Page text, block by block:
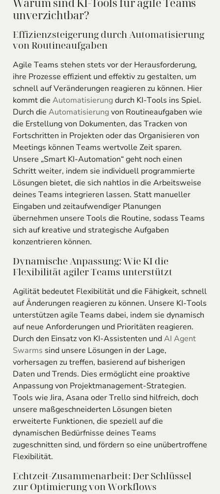
unverzichtbar?
Effizienzsteigerung durch Automatisierung
von Routineaufgaben
Agile Teams stehen stets vor der Herausforderung,
ihre Prozesse effizient und effektiv zu gestalten, um
schnell auf Veränderungen reagieren zu können. Hier
kommt die Automatisierungdurch KI-Tools ins Spiel.
Durch die Automatisierungvon Routineaufgaben wie
die Erstellung von Dokumenten, das Tracken von
Fortschritten in Projekten oder das Organisieren von
Meetings können Teams wertvolle Zeit sparen.
Unsere „Smart KI-Automation“ geht noch einen
Schritt weiter, indem sie individuell programmierte
Lösungen bietet, die sich nahtlos in die Arbeitsweise
deines Teams integrieren lassen. Statt manueller
Eingaben und zeitaufwendiger Planungen
übernehmen unsere Tools die Routine, sodass Teams
sich auf kreative und strategische Aufgaben
konzentrieren können.
Dynamische Anpassung: Wie KI die
Flexibilität agiler Teams unterstützt
Agilität bedeutet Flexibilität und die Fähigkeit, schnell
auf Änderungen reagieren zu können. Unsere KI-Tools
unterstützen agile Teams dabei, indem sie dynamisch
auf neue Anforderungen und Prioritäten reagieren.
Durch den Einsatz von KI-Assistenten undAI Agent
Swarms sind unsere Lösungen in der Lage,
vorhersagen zu treffen, basierend auf bisherigen
Daten und Trends. Dies ermöglicht eine proaktive
Anpassung von Projektmanagement-Strategien.
Tools wie Jira, Asana oder Trello sind hilfreich, doch
unsere maßgeschneiderten Lösungen bieten
erweiterte Funktionen, die speziell auf die
dynamischen Bedürfnisse deines Teams
zugeschnitten sind, und fördern so eine unübertroffene
Flexibilität.
Echtzeit-Zusammenarbeit: Der Schlüssel
zur Optimierung von Workflows